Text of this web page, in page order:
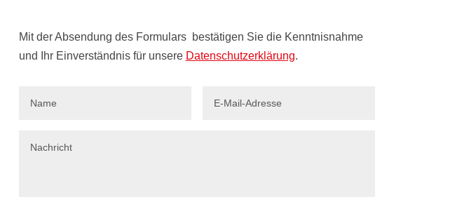
Mit der Absendung des Formulars bestätigen Sie die Kenntnisnahme
und Ihr Einverständnis für unsere Datenschutzerklärung.